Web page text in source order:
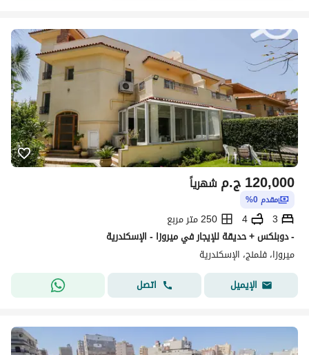
ج.م120,000 شهرياً
مقدم 0%
3
4
250 متر مربع
- دوبلكس + حديقة للإيجار في ميروزا - الإسكندرية
ميروزا، فلمنج، الإسكندرية
الإيميل
اتصل